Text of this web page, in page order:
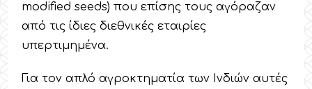
modified seeds) που επίσης τους αγόραζαν
από τις ίδιες διεθνικές εταιρίες
υπερτιμημένα.
Για τον απλό αγροκτηματία των Ινδιών αυτές